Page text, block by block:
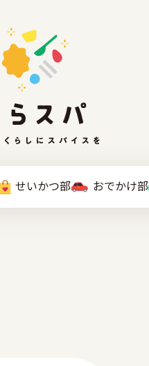
せいかつ部 おでかけ部